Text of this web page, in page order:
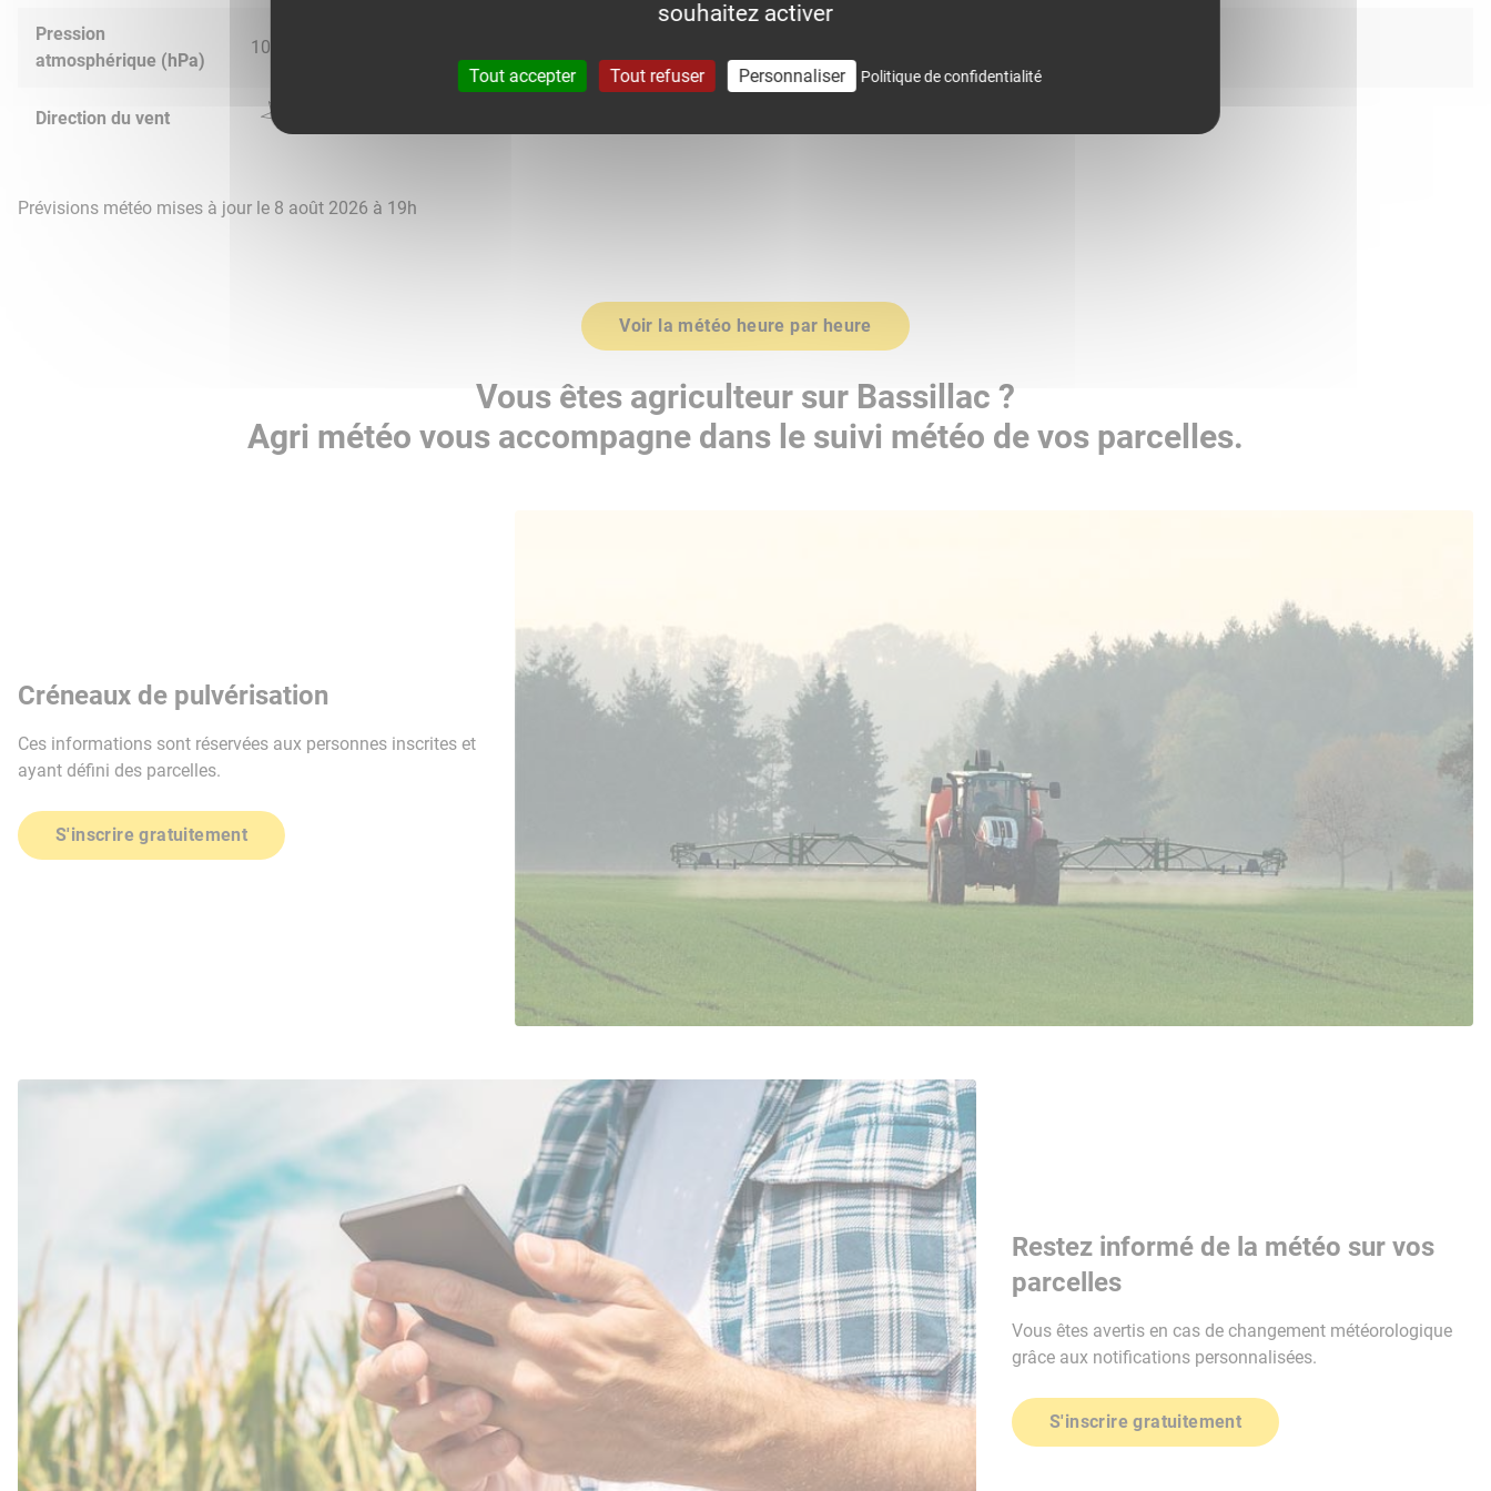
Pression
atmosphérique (hPa)
1015.0
Direction du vent
Prévisions météo mises à jour le 8 août 2026 à 19h
Voir la météo heure par heure
Vous êtes agriculteur sur Bassillac ?
Agri météo vous accompagne dans le suivi météo de vos parcelles.
Créneaux de pulvérisation
Ces informations sont réservées aux personnes inscrites et
ayant défini des parcelles.
S'inscrire gratuitement
Restez informé de la météo sur vos
parcelles
Vous êtes avertis en cas de changement météorologique
grâce aux notifications personnalisées.
S'inscrire gratuitement
souhaitez activer
Tout accepter Tout refuser Personnaliser Politique de confidentialité